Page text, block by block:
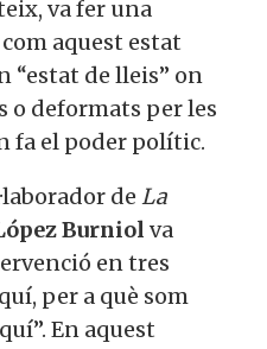
va fer una
aquest estat
“estat de lleis” on
o deformats per les
fa el poder polític.
de La
Burniol va
en tres
per a què som
En aquest